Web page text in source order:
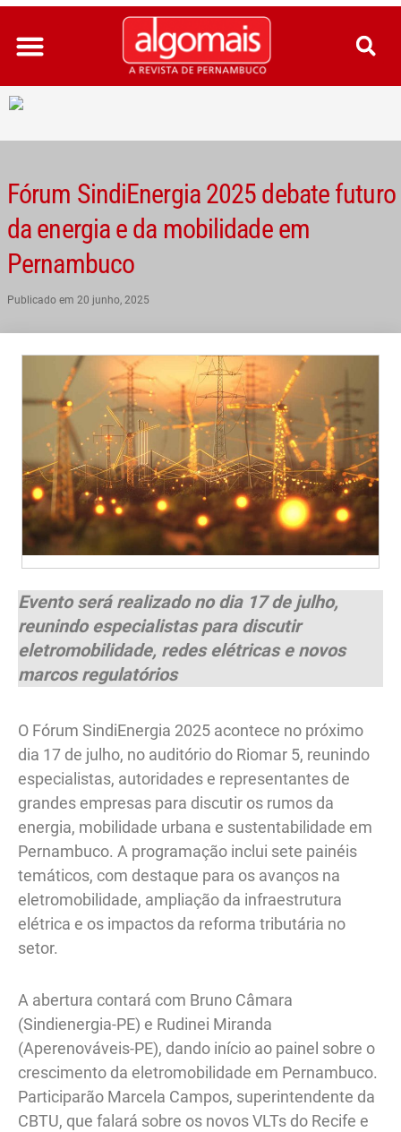
Ir
para
conteúdo
Fórum SindiEnergia 2025 debate futuro
da energia e da mobilidade em
Pernambuco
Publicado em 20 junho, 2025
Evento será realizado no dia 17 de julho,
reunindo especialistas para discutir
eletromobilidade, redes elétricas e novos
marcos regulatórios
O Fórum SindiEnergia 2025 acontece no próximo
dia 17 de julho, no auditório do Riomar 5, reunindo
especialistas, autoridades e representantes de
grandes empresas para discutir os rumos da
energia, mobilidade urbana e sustentabilidade em
Pernambuco. A programação inclui sete painéis
temáticos, com destaque para os avanços na
eletromobilidade, ampliação da infraestrutura
elétrica e os impactos da reforma tributária no
setor.
A abertura contará com Bruno Câmara
(Sindienergia-PE) e Rudinei Miranda
(Aperenováveis-PE), dando início ao painel sobre o
crescimento da eletromobilidade em Pernambuco.
Participarão Marcela Campos, superintendente da
CBTU, que falará sobre os novos VLTs do Recife e